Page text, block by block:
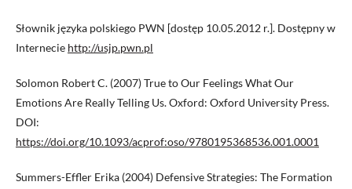
Słownik języka polskiego PWN [dostęp 10.05.2012 r.]. Dostępny w
Internecie http://usjp.pwn.pl
Solomon Robert C. (2007) True to Our Feelings What Our
Emotions Are Really Telling Us. Oxford: Oxford University Press.
DOI:
https://doi.org/10.1093/acprof:oso/9780195368536.001.0001
Summers-Effler Erika (2004) Defensive Strategies: The Formation